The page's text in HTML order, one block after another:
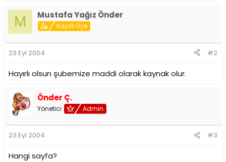
M Mustafa Yağız Önder
Kayıtlı Üye
23 Eyl 2004 #2
Hayırlı olsun şubemize maddi olarak kaynak olur.
Önder Ç.
Yönetici Admin
23 Eyl 2004 #3
Hangi sayfa?